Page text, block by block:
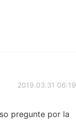
2019.03.31 06:19
pregunte por la